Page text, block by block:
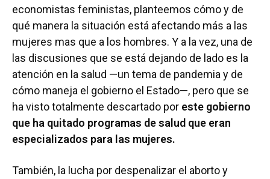
economistas feministas, planteemos cómo y de
qué manera la situación está afectando más a las
mujeres mas que a los hombres. Y a la vez, una de
las discusiones que se está dejando de lado es la
atención en la salud —un tema de pandemia y de
cómo maneja el gobierno el Estado—, pero que se
ha visto totalmente descartado por este gobierno
que ha quitado programas de salud que eran
especializados para las mujeres.
También, la lucha por despenalizar el aborto y